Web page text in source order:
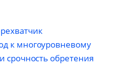
к многоуровневому
срочность обретения